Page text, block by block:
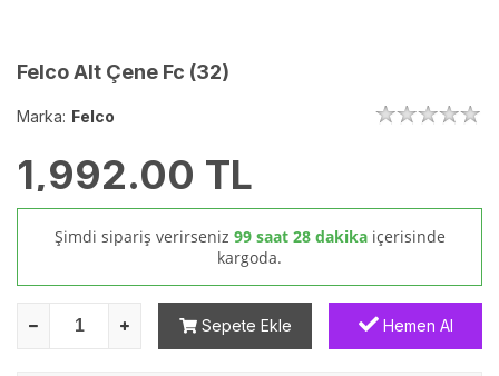
Felco Alt Çene Fc (32)
Marka: Felco
1,992.00 TL
Şimdi sipariş verirseniz 99 saat 28 dakika içerisinde
kargoda.
Sepete Ekle Hemen Al